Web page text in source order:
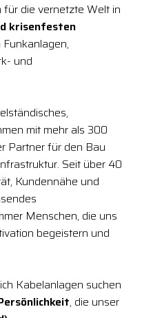
die vernetzte Welt in
krisenfesten
und
mit mehr als 300
Partner für den Bau
Seit über 40
Kundennähe und
Menschen, die uns
begeistern und
Kabelanlagen suchen
, die unser